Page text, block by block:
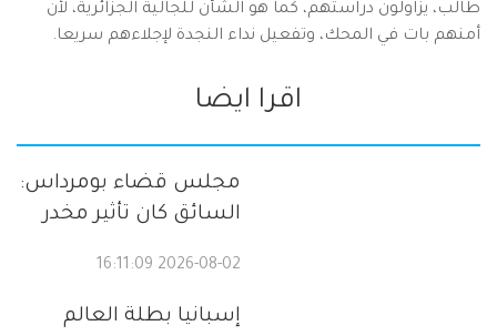
طالب، يزاولون دراستهم، كما هو الشأن للجالية الجزائرية، لأن
أمنهم بات في المحك، وتفعيل نداء النجدة لإجلاءهم سريعا.
اقرا ايضا
مجلس قضاء بومرداس:
السائق كان تأثير مخدر
2026-08-02 16:11:09
إسبانيا بطلة العالم